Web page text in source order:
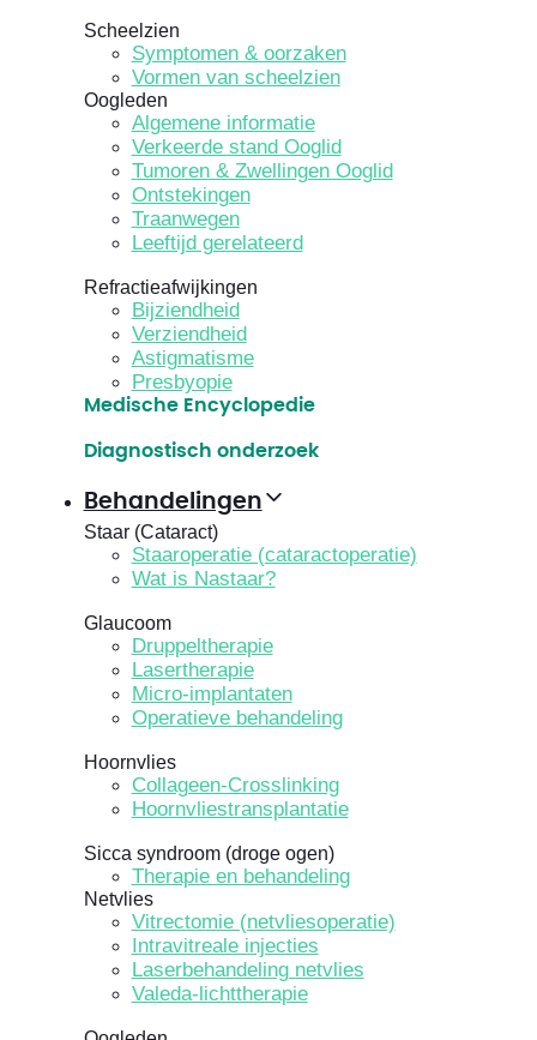
Scheelzien
Symptomen & oorzaken
Vormen van scheelzien
Oogleden
Algemene informatie
Verkeerde stand Ooglid
Tumoren & Zwellingen Ooglid
Ontstekingen
Traanwegen
Leeftijd gerelateerd
Refractieafwijkingen
Bijziendheid
Verziendheid
Astigmatisme
Presbyopie
Medische Encyclopedie
Diagnostisch onderzoek
Behandelingen
Staar (Cataract)
Staaroperatie (cataractoperatie)
Wat is Nastaar?
Glaucoom
Druppeltherapie
Lasertherapie
Micro-implantaten
Operatieve behandeling
Hoornvlies
Collageen-Crosslinking
Hoornvliestransplantatie
Sicca syndroom (droge ogen)
Therapie en behandeling
Netvlies
Vitrectomie (netvliesoperatie)
Intravitreale injecties
Laserbehandeling netvlies
Valeda-lichttherapie